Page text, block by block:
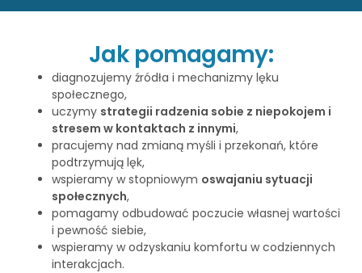
Jak pomagamy:
diagnozujemy źródła i mechanizmy lęku
społecznego,
uczymy strategii radzenia sobie z niepokojem i
stresem w kontaktach z innymi,
pracujemy nad zmianą myśli i przekonań, które
podtrzymują lęk,
wspieramy w stopniowym oswajaniu sytuacji
społecznych,
pomagamy odbudować poczucie własnej wartości
i pewność siebie,
wspieramy w odzyskaniu komfortu w codziennych
interakcjach.